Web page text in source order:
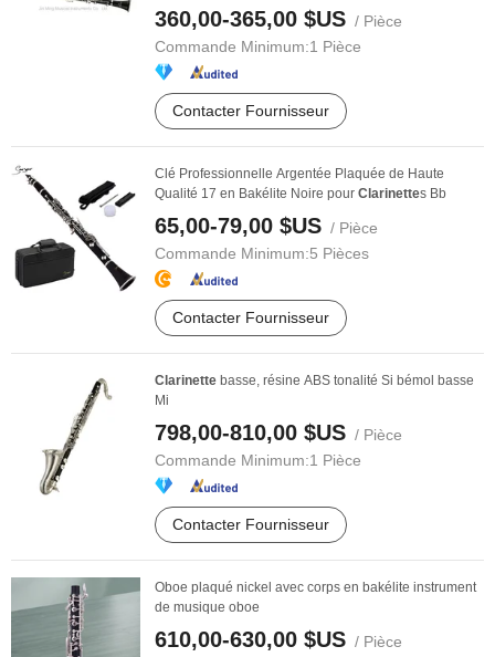
360,00-365,00 $US / Pièce
Commande Minimum:1 Pièce
Contacter Fournisseur
Clé Professionnelle Argentée Plaquée de Haute
Qualité 17 en Bakélite Noire pour Clarinettes Bb
65,00-79,00 $US / Pièce
Commande Minimum:5 Pièces
Contacter Fournisseur
Clarinette basse, résine ABS tonalité Si bémol basse
Mi
798,00-810,00 $US / Pièce
Commande Minimum:1 Pièce
Contacter Fournisseur
Oboe plaqué nickel avec corps en bakélite instrument
de musique oboe
610,00-630,00 $US / Pièce